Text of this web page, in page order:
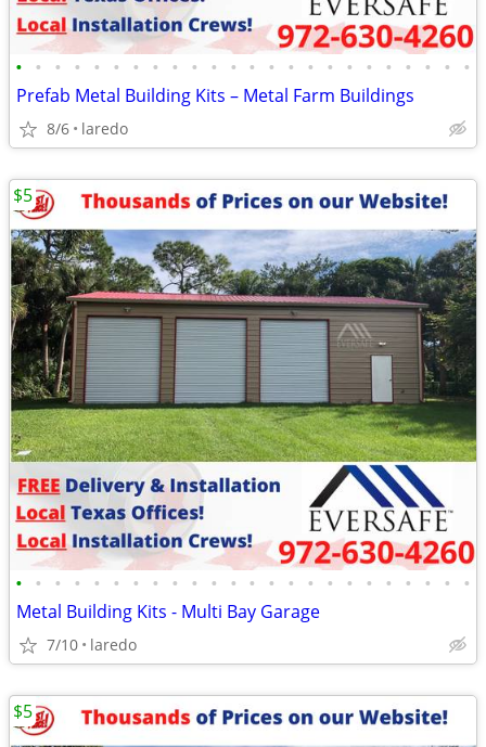
• • • • • • • • • • • • • • • • • • • • • • • •
Prefab Metal Building Kits – Metal Farm Buildings
8/6 laredo
• • • • • • • • • • • • • • • • • • • • • • • •
Metal Building Kits - Multi Bay Garage
7/10 laredo
$5
$5